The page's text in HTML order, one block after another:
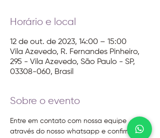
Horário e local
12 de out. de 2023, 14:00 – 15:00
Vila Azevedo, R. Fernandes Pinheiro,
295 - Vila Azevedo, São Paulo - SP,
03308-060, Brasil
Sobre o evento
Entre em contato com nossa equipe
através do nosso whatsapp e confirme se